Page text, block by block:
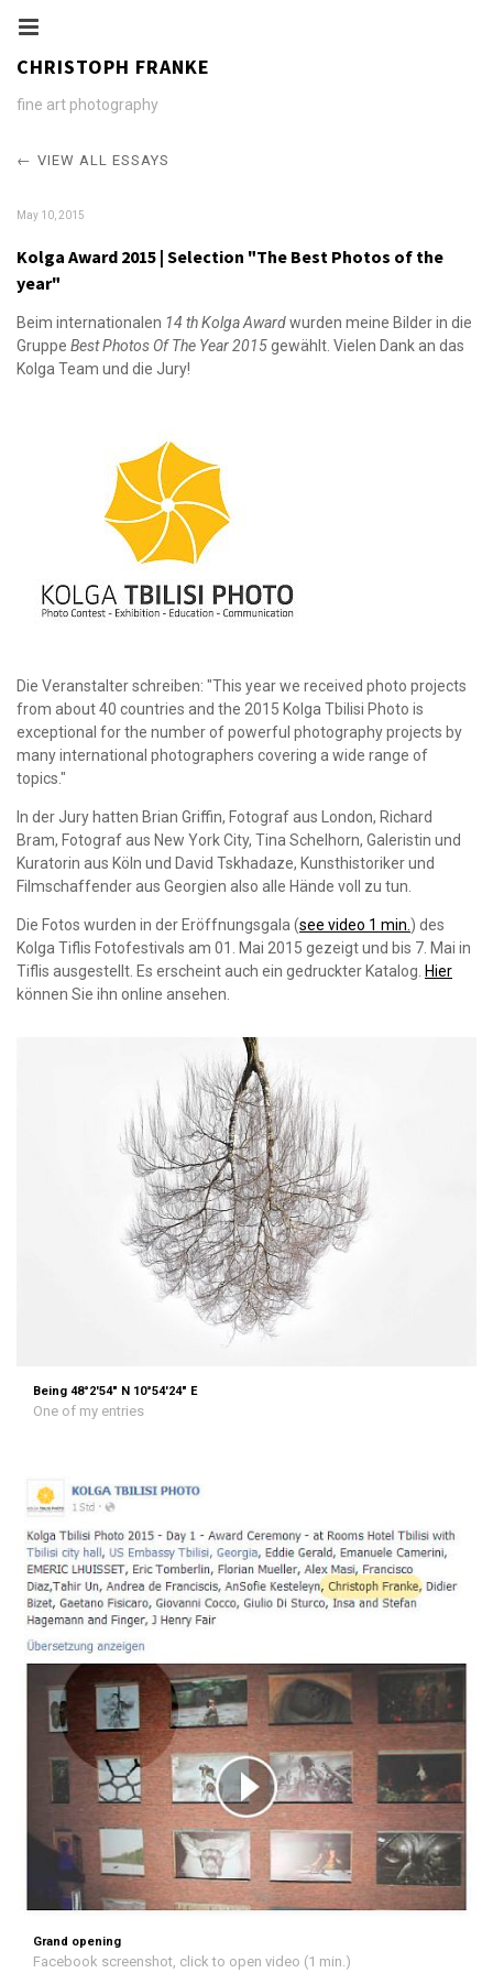
CHRISTOPH FRANKE
fine art photography
VIEW ALL ESSAYS
May 10, 2015
Kolga Award 2015 | Selection "The Best Photos of the
year"
Beim internationalen 14 th Kolga Awardwurden meine Bilder in die
Gruppe Best Photos Of The Year 2015gewählt. Vielen Dank an das
Kolga Team und die Jury!
Die Veranstalter schreiben: "This year we received photo projects
from about 40 countries and the 2015 Kolga Tbilisi Photo is
exceptional for the number of powerful photography projects by
many international photographers covering a wide range of
topics."
In der Jury hatten Brian Griffin, Fotograf aus London, Richard
Bram, Fotograf aus New York City, Tina Schelhorn, Galeristin und
Kuratorin aus Köln und David Tskhadaze, Kunsthistoriker und
Filmschaffender aus Georgien also alle Hände voll zu tun.
Die Fotos wurden in der Eröffnungsgala (see video 1 min. ) des
Kolga Tiflis Fotofestivals am 01. Mai 2015 gezeigt und bis 7. Mai in
Tiflis ausgestellt. Es erscheint auch ein gedruckter Katalog. Hier
können Sie ihn online ansehen.
Being 48°2'54" N 10°54'24" E
One of my entries
Grand opening
Facebook screenshot, click to open video (1 min.)